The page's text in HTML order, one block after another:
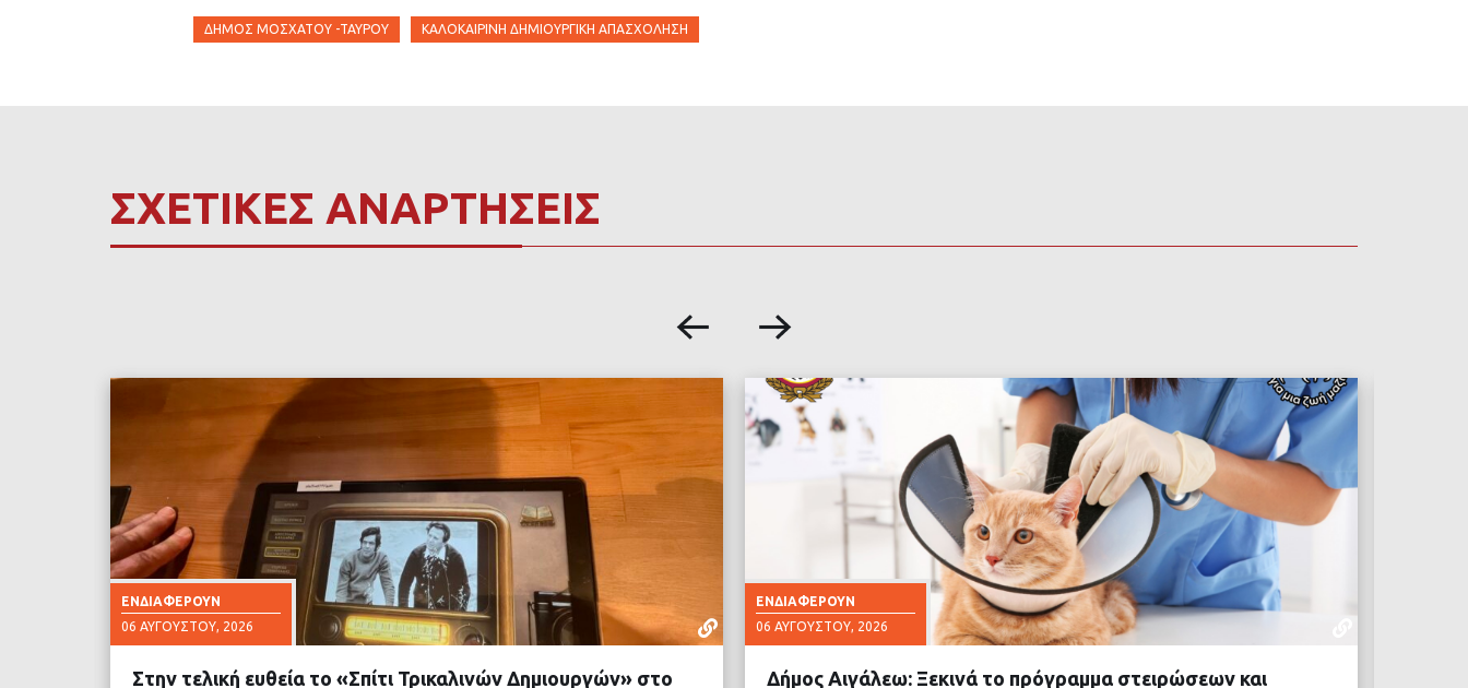
ΔΉΜΟΣ ΜΟΣΧΆΤΟΥ -ΤΑΎΡΟΥ ΚΑΛΟΚΑΙΡΙΝΉ ΔΗΜΙΟΥΡΓΙΚΉ ΑΠΑΣΧΌΛΗΣΗ
ΣΧΕΤΙΚΕΣ ΑΝΑΡΤΗΣΕΙΣ
ΕΝΔΙΑΦΈΡΟΥΝ
06 ΑΥΓΟΎΣΤΟΥ, 2026
Στην τελική ευθεία το «Σπίτι Τρικαλινών Δημιουργών» στο
ΕΝΔΙΑΦΈΡΟΥΝ
06 ΑΥΓΟΎΣΤΟΥ, 2026
Δήμος Αιγάλεω: Ξεκινά το πρόγραμμα στειρώσεων και